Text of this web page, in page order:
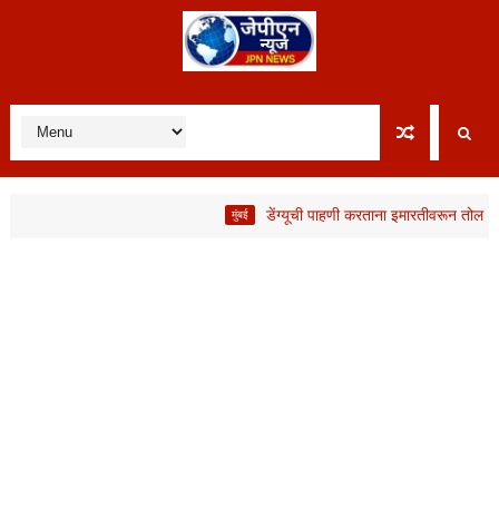
डेंग्यूची पाहणी करताना इमारतीवरून तोल जाऊन